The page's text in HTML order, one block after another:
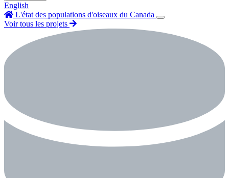
English
L'état des populations d'oiseaux du Canada
Voir tous les projets